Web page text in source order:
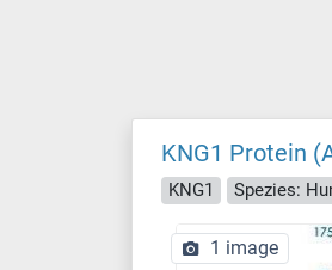
KNG1 Protein
KNG1 Spezies:
1 image